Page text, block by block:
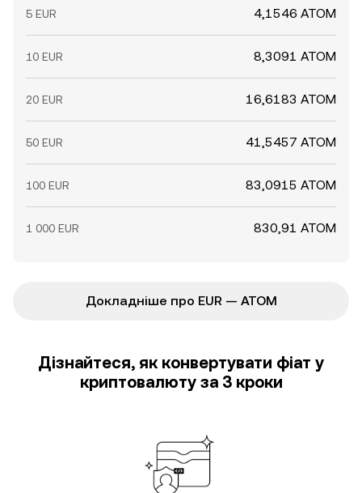
5 EUR 4,1546 ATOM
10 EUR 8,3091 ATOM
20 EUR 16,6183 ATOM
50 EUR 41,5457 ATOM
100 EUR 83,0915 ATOM
1 000 EUR 830,91 ATOM
Докладніше про EUR — ATOM
Дізнайтеся, як конвертувати фіат у
криптовалюту за 3 кроки